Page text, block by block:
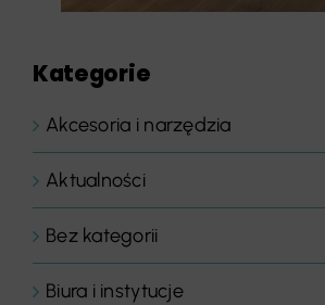
Kategorie
Akcesoria i narzędzia
Aktualności
Bez kategorii
Biura i instytucje